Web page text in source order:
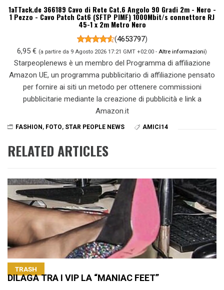
1aTTack.de 366189 Cavo di Rete Cat.6 Angolo 90 Gradi 2m - Nero -
1 Pezzo - Cavo Patch Cat6 (SFTP PIMF) 1000Mbit/s connettore RJ
45-1 x 2m Metro Nero
(4653797)
6,95 € (a partire da 9 Agosto 2026 17:21 GMT +02:00 - Altre informazioni)
Starpeoplenews è un membro del Programma di affiliazione
Amazon UE, un programma pubblicitario di affiliazione pensato
per fornire ai siti un metodo per ottenere commissioni
pubblicitarie mediante la creazione di pubblicità e link a
Amazon.it
FASHION , FOTO, STAR PEOPLE NEWS AMICI14
RELATED ARTICLES
TRASH
DILAGA TRA I VIP LA “MANIAC FEET”